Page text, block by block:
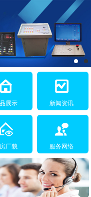
展示
新闻资讯
厂貌 服务网络